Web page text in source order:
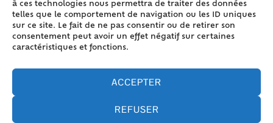
à ces technologies nous permettra de traiter des données
telles que le comportement de navigation ou les ID uniques
sur ce site. Le fait de ne pas consentir ou de retirer son
consentement peut avoir un effet négatif sur certaines
caractéristiques et fonctions.
ACCEPTER
REFUSER
Contact
Plan du site
Mentions légales
Politique de cookies (UE)